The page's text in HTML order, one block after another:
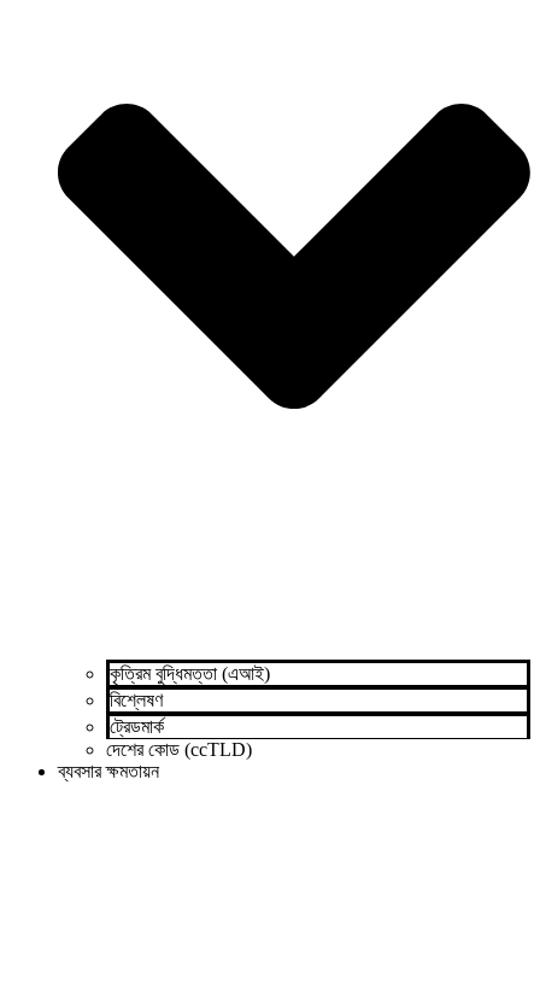
কৃত্রিম বুদ্ধিমত্তা (এআই)
বিশ্লেষণ
ট্রেডমার্ক
দেশের কোড (ccTLD)
ব্যবসার ক্ষমতায়ন